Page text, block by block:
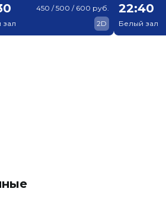
зал
450 / 500 / 600 руб.
2D
22:40
Белый зал